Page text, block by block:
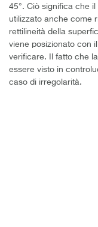
45°. Ciò significa che
utilizzato anche come
rettilineità della
viene posizionato con
verificare. Il fatto che
essere visto in
caso di irregolarità.